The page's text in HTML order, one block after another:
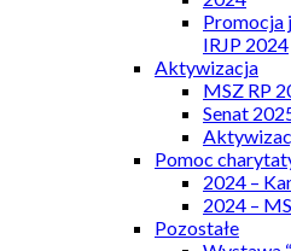
Promocja
IRJP 2024
Aktywizacja
MSZ RP
Senat
Pomoc
2024 –
2024 –
Pozostałe